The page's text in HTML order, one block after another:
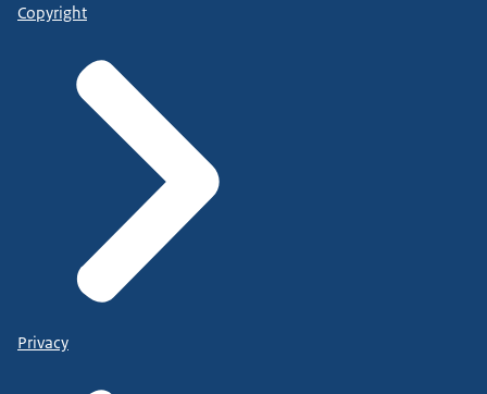
Copyright
Privacy